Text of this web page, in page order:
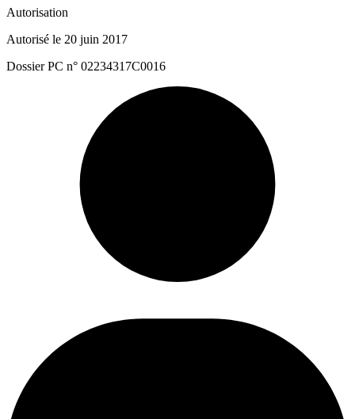
Autorisation
Autorisé le 20 juin 2017
Dossier PC n° 02234317C0016